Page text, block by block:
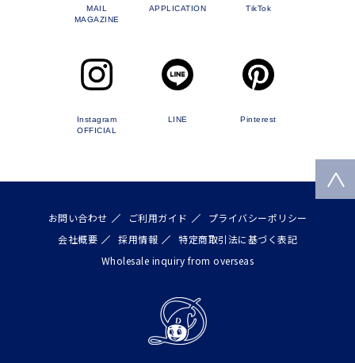
MAIL
MAGAZINE
APPLICATION TikTok
Instagram
OFFICIAL
LINE Pinterest
お問い合わせ ご利用ガイド
プライバシーポリシー
会社概要
採用情報
特定商取引法に基づく表記
Wholesale inquiry from overseas